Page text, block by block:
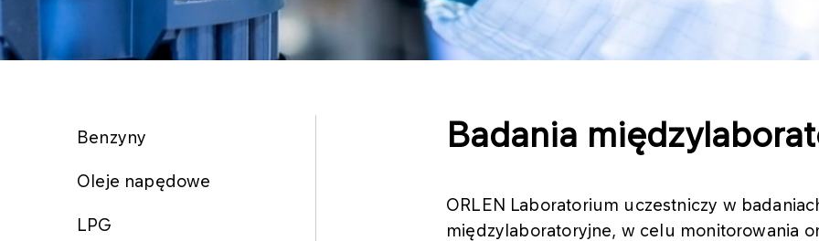
Benzyny
Oleje napędowe
LPG
Badania
ORLEN Laboratorium uczestniczy w
międzylaboratoryjne, w celu monitorowania